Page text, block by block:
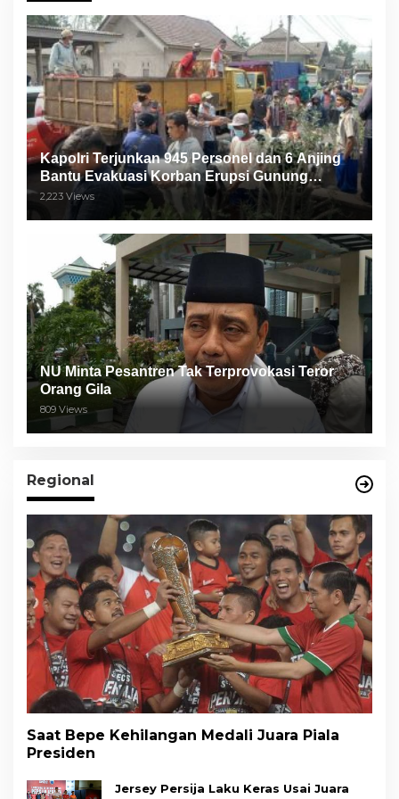
Kapolri Terjunkan 945 Personel dan 6 Anjing
Bantu Evakuasi Korban Erupsi Gunung
Semeru
2,223 Views
NU Minta Pesantren Tak Terprovokasi Teror
Orang Gila
809 Views
Regional
Saat Bepe Kehilangan Medali Juara Piala
Presiden
Jersey Persija Laku Keras Usai Juara